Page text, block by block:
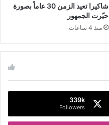
شاكيرا تعيد الزمن 30 عاماً بصورة
حيّرت الجمهور
منذ 4 ساعات
339k
Followers